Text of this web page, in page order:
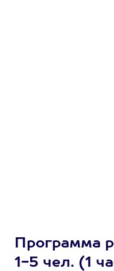
Программа
1-5 чел. (1